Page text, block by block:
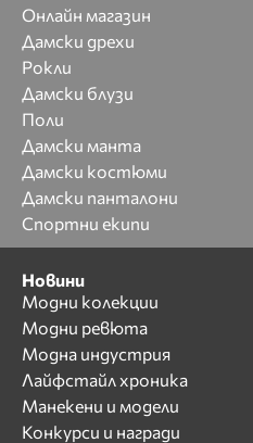
Онлайн магазин
Дамски дрехи
Рокли
Дамски блузи
Поли
Дамски манта
Дамски костюми
Дамски панталони
Спортни екипи
Новини
Модни колекции
Модни ревюта
Модна индустрия
Лайфстайл хроника
Манекени и модели
Конкурси и награди